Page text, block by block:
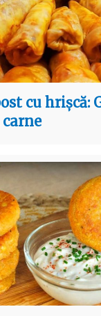
cu hrișcă:
carne